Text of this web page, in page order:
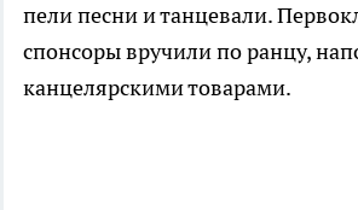
пели песни и танцевали.
спонсоры вручили по ранцу,
канцелярскими товарами.